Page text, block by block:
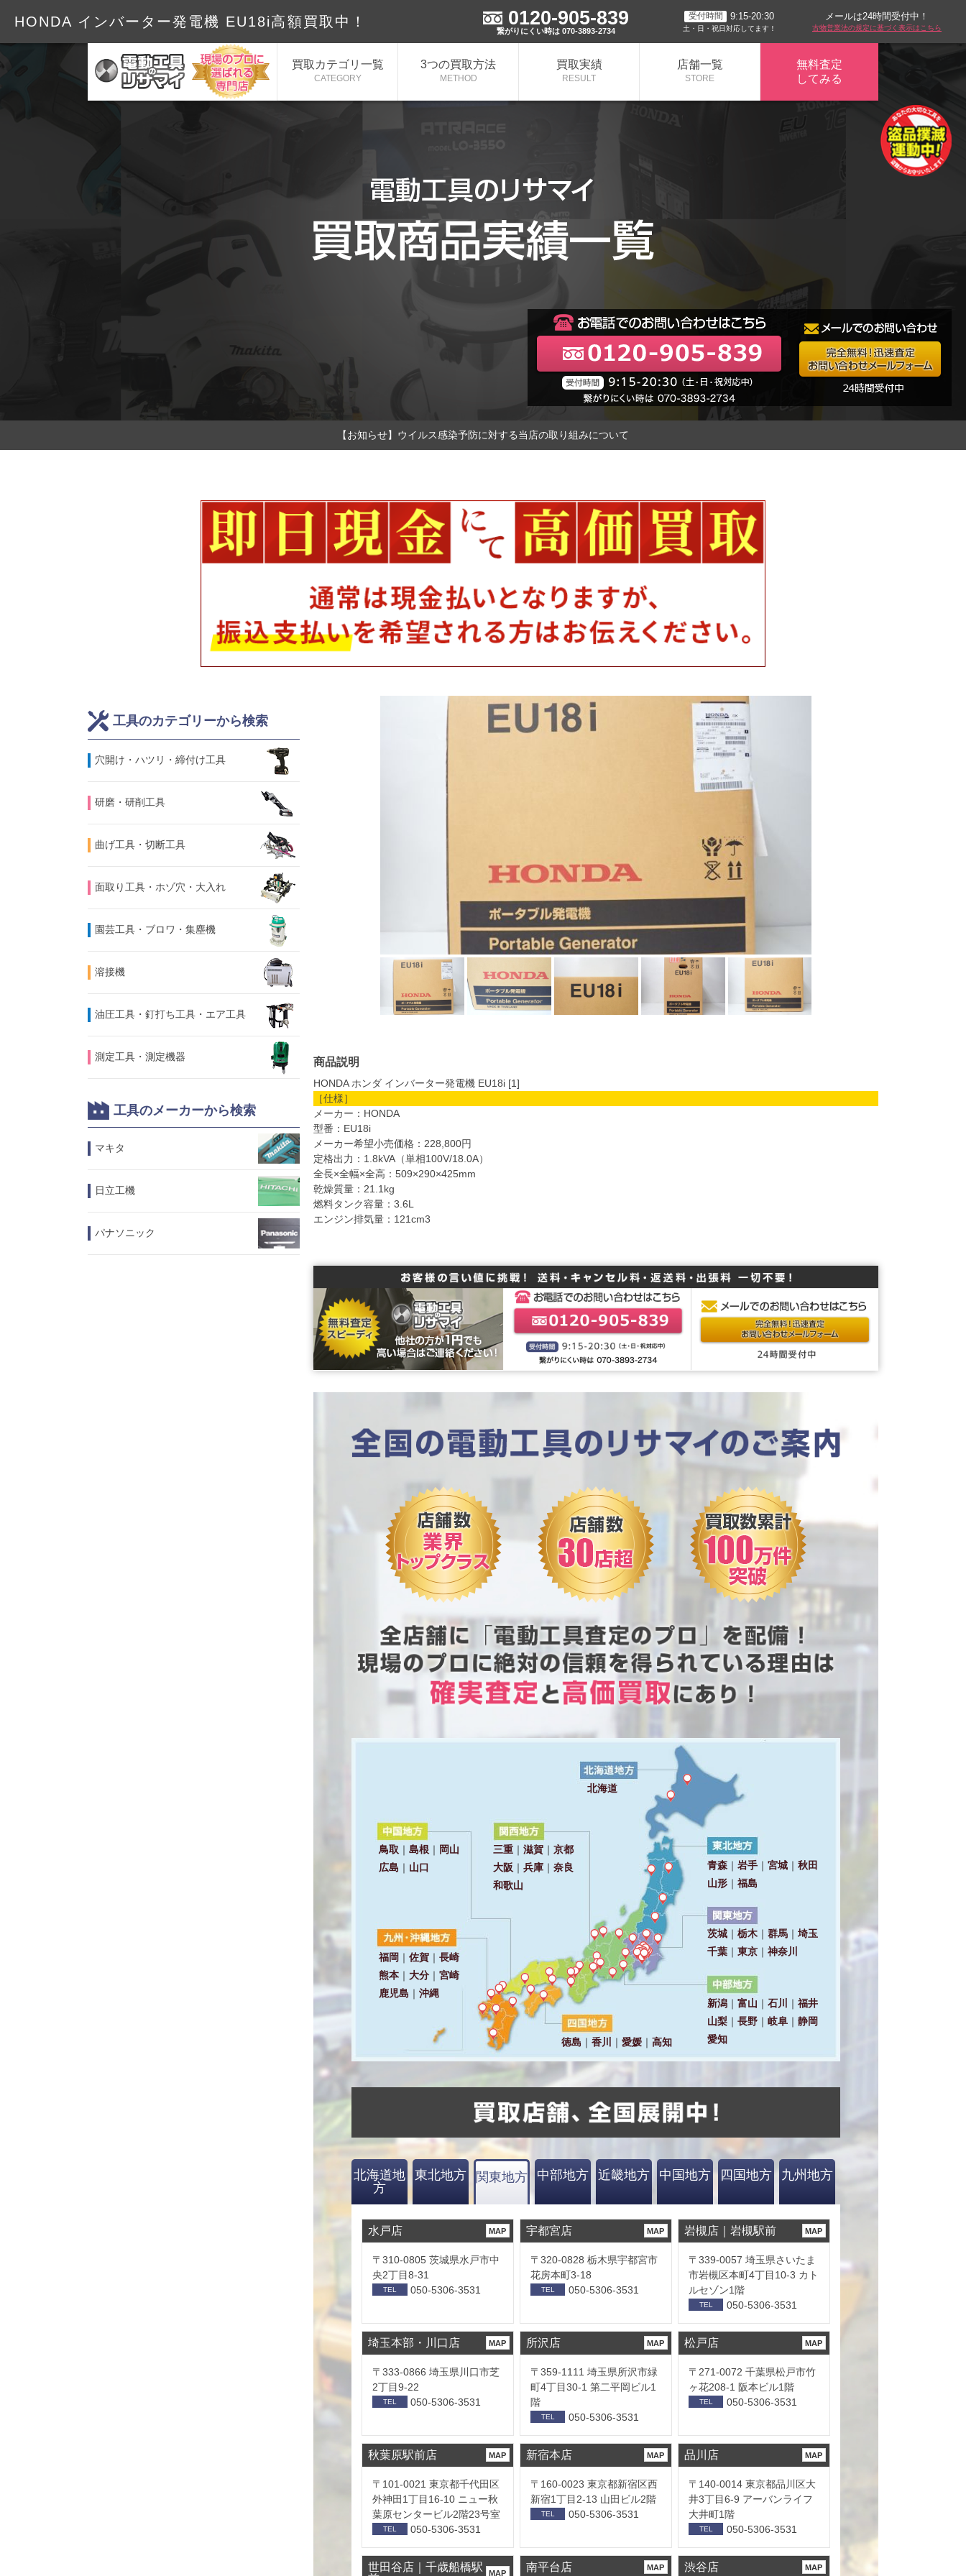
HONDA インバーター発電機 EU18i高額買取中！ 0120-905-839
繋がりにくい時は 070-3893-2734
受付時間 9:15-20:30
土・日・祝日対応してます！
メールは24時間受付中！
古物営業法の規定に基づく表示はこちら
買取カテゴリ一覧
CATEGORY
3つの買取方法
METHOD
買取実績
RESULT
店舗一覧
STORE
無料査定
してみる
【お知らせ】ウイルス感染予防に対する当店の取り組みについて
工具のカテゴリーから検索
⽳開け・ハツリ・締付け工具
研磨・研削工具
曲げ工具・切断工具
面取り工具・ホゾ穴・大入れ
園芸工具・ブロワ・集塵機
溶接機
油圧工具・釘打ち工具・エア工具
測定工具・測定機器
工具のメーカーから検索
マキタ
日立工機
パナソニック
商品説明
HONDA ホンダ インバーター発電機 EU18i [1]
［仕様］
メーカー：HONDA
型番：EU18i
メーカー希望小売価格：228,800円
定格出力：1.8kVA（単相100V/18.0A）
全長×全幅×全高：509×290×425mm
乾燥質量：21.1kg
燃料タンク容量：3.6L
エンジン排気量：121cm3
北海道地
方
東北地方 関東地方 中部地方 近畿地方 中国地方 四国地方 九州地方
水戸店 MAP
〒310-0805 茨城県水戸市中
央2丁目8-31
TEL 050-5306-3531
宇都宮店 MAP
〒320-0828 栃木県宇都宮市
花房本町3-18
TEL 050-5306-3531
岩槻店｜岩槻駅前 MAP
〒339-0057 埼玉県さいたま
市岩槻区本町4丁目10-3 カト
ルセゾン1階
TEL 050-5306-3531
埼玉本部・川口店 MAP
〒333-0866 埼玉県川口市芝
2丁目9-22
TEL 050-5306-3531
所沢店 MAP
〒359-1111 埼玉県所沢市緑
町4丁目30-1 第二平岡ビル1
階
TEL 050-5306-3531
松戸店 MAP
〒271-0072 千葉県松戸市竹
ヶ花208-1 阪本ビル1階
TEL 050-5306-3531
秋葉原駅前店 MAP
〒101-0021 東京都千代田区
外神田1丁目16-10 ニュー秋
葉原センタービル2階23号室
TEL 050-5306-3531
新宿本店 MAP
〒160-0023 東京都新宿区西
新宿1丁目2-13 山田ビル2階
TEL 050-5306-3531
品川店 MAP
〒140-0014 東京都品川区大
井3丁目6-9 アーバンライフ
大井町1階
TEL 050-5306-3531
世田谷店｜千歳船橋駅
MAP 南平台店 MAP 渋谷店 MAP